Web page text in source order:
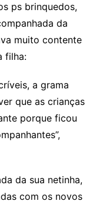
ps brinquedos,
da
muito contente
filha:
a grama
que as crianças
porque ficou
da sua netinha,
com os novos